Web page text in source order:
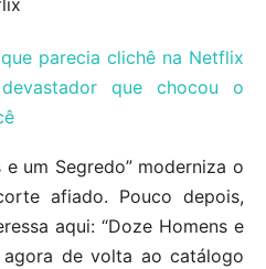
parecia clichê na Netflix
que chocou o
e um Segredo” moderniza o
afiado. Pouco depois,
aqui: “Doze Homens e
agora de volta ao catálogo